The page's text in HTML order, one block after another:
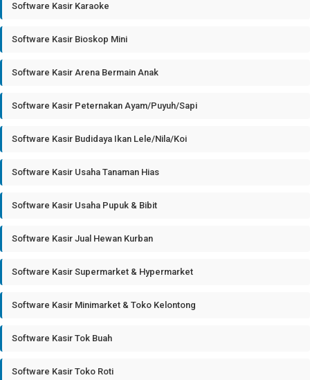
Software Kasir Karaoke
Software Kasir Bioskop Mini
Software Kasir Arena Bermain Anak
Software Kasir Peternakan Ayam/Puyuh/Sapi
Software Kasir Budidaya Ikan Lele/Nila/Koi
Software Kasir Usaha Tanaman Hias
Software Kasir Usaha Pupuk & Bibit
Software Kasir Jual Hewan Kurban
Software Kasir Supermarket & Hypermarket
Software Kasir Minimarket & Toko Kelontong
Software Kasir Tok Buah
Software Kasir Toko Roti